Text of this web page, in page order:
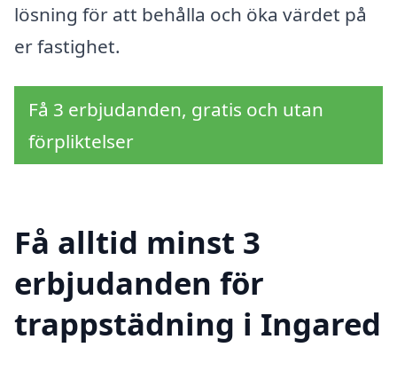
lösning för att behålla och öka värdet på
er fastighet.
Få 3 erbjudanden, gratis och utan
förpliktelser
Få alltid minst 3
erbjudanden för
trappstädning i Ingared